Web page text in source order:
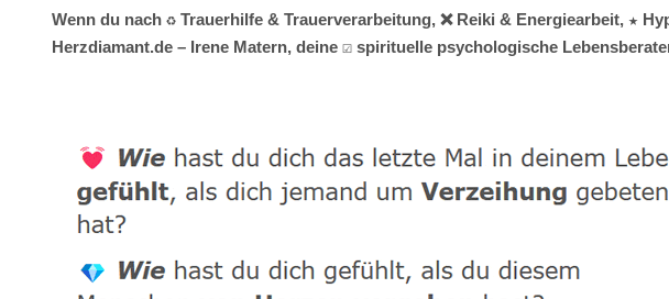
Wenn du nach ♻ Trauerhilfe & Trauerverarbeitung, ❌ Reiki & Energiearbeit, ★
Herzdiamant.de – Irene Matern, deine ☑️ spirituelle psychologische